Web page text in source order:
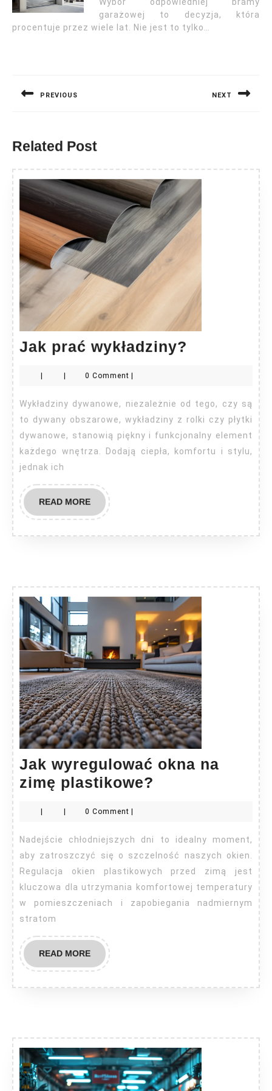
garażowej to decyzja, która
procentuje przez wiele lat. Nie jest to tylko…
PREVIOUS NEXT
Related Post
Jak prać wykładziny?
| | 0 Comment |
Wykładziny dywanowe, niezależnie od tego, czy są
to dywany obszarowe, wykładziny z rolki czy płytki
dywanowe, stanowią piękny i funkcjonalny element
każdego wnętrza. Dodają ciepła, komfortu i stylu,
jednak ich
READ MOREREAD
MORE
Jak wyregulować okna na
zimę plastikowe?
na
zimę
plastikowe?
| | 0 Comment |
Nadejście chłodniejszych dni to idealny moment,
aby zatroszczyć się o szczelność naszych okien.
Regulacja okien plastikowych przed zimą jest
kluczowa dla utrzymania komfortowej temperatury
w pomieszczeniach i zapobiegania nadmiernym
stratom
READ MOREREAD
MORE